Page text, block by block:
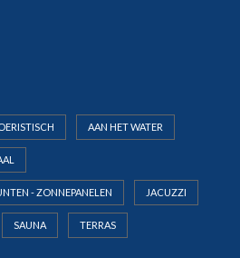
AAN HET WATER
- ZONNEPANELEN JACUZZI
SAUNA TERRAS